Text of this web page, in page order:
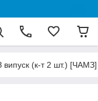
(к-т 2 шт.)